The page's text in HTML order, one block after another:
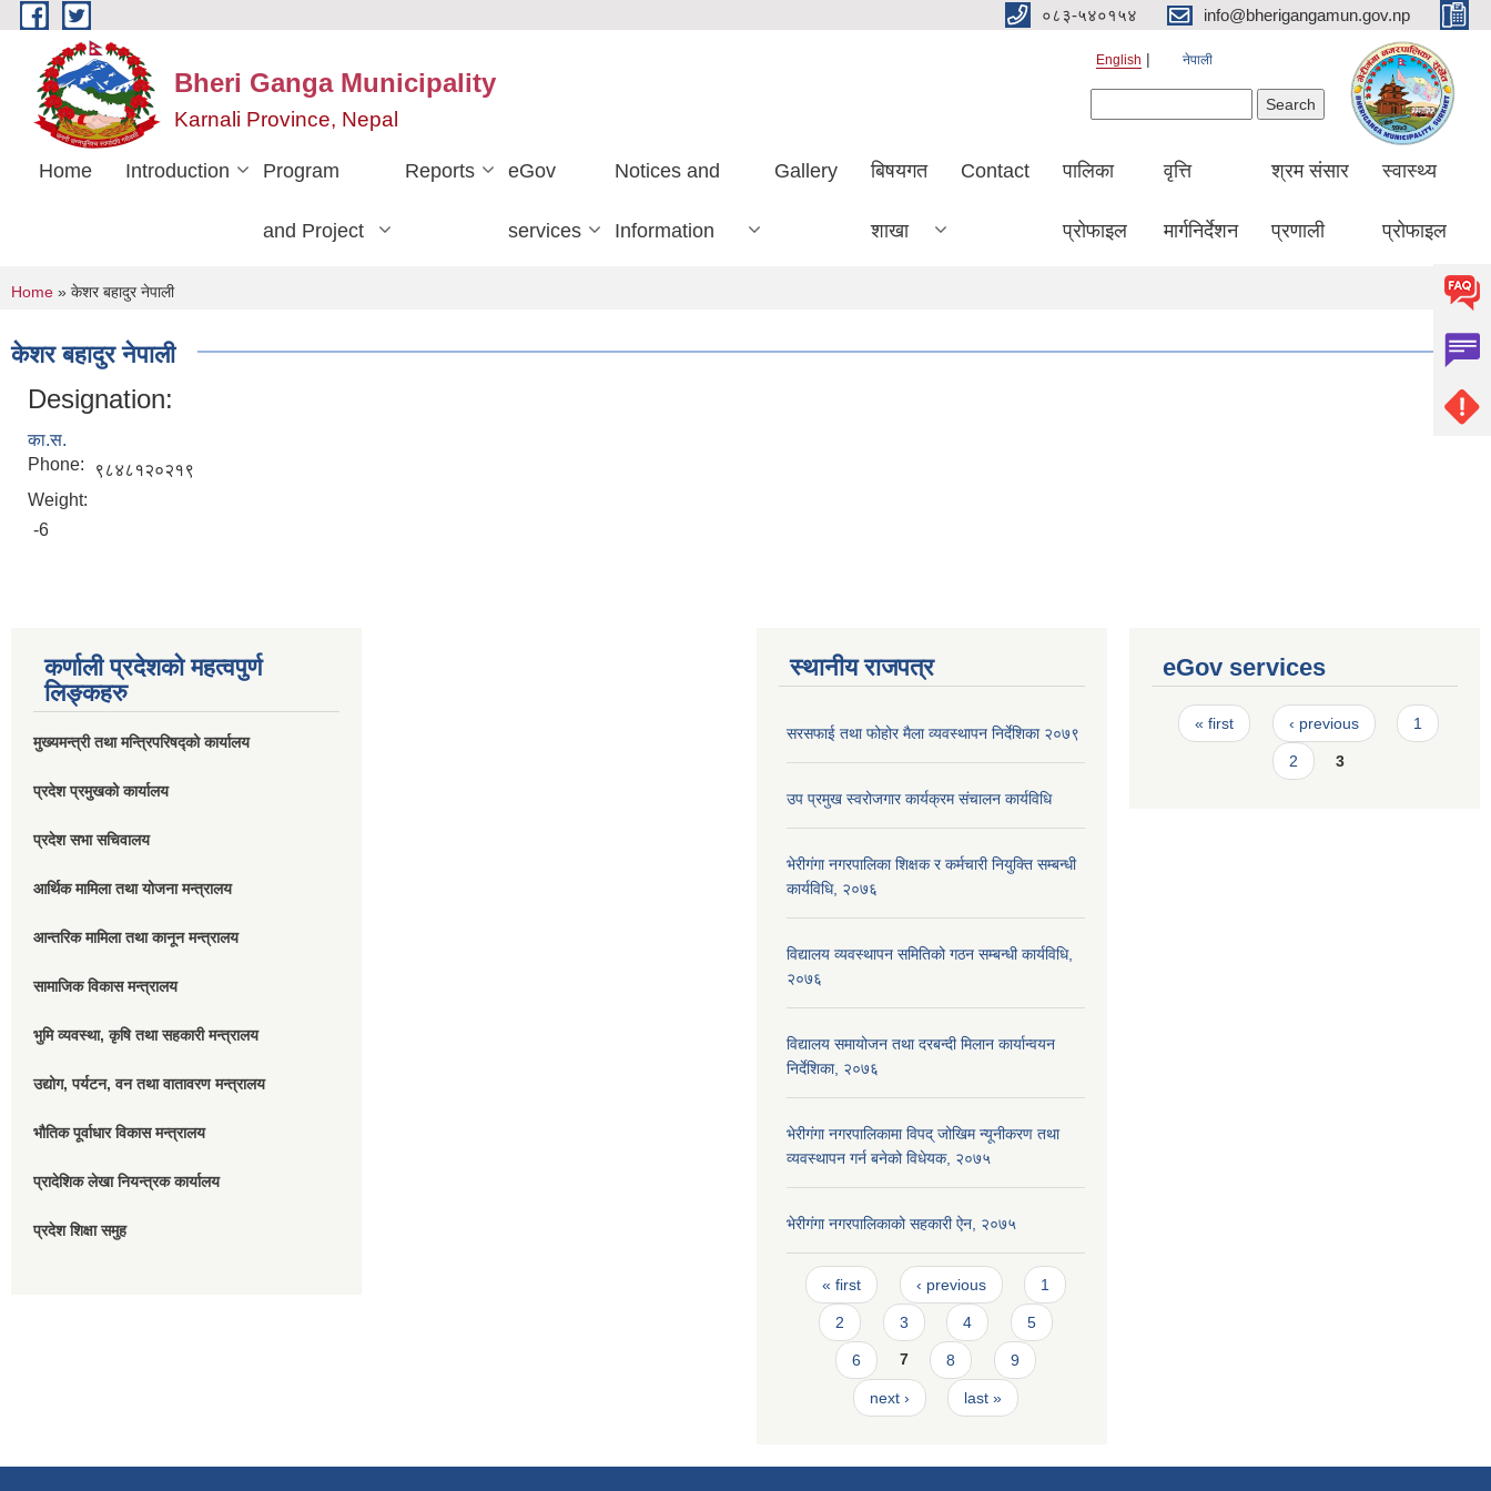
Skip to main content ०८३-५४०१५४ info@bherigangamun.gov.np
Bheri Ganga Municipality
Karnali Province, Nepal
English नेपाली
Home Introduction Program
and Project
Reports eGov
services
Notices and
Information
Gallery बिषयगत
शाखा
Contact पालिका
प्रोफाइल
वृत्ति
मार्गनिर्देशन
श्रम संसार
प्रणाली
स्वास्थ्य
प्रोफाइल
You are here
Home » केशर बहादुर नेपाली
केशर बहादुर नेपाली
Designation:
का.स.
Phone:
९८४८१२०२१९
Weight:
-6
कर्णाली प्रदेशको महत्वपुर्ण
लिङ्कहरु
मुख्यमन्त्री तथा मन्त्रिपरिषद्को कार्यालय
प्रदेश प्रमुखको कार्यालय
प्रदेश सभा सचिवालय
आर्थिक मामिला तथा योजना मन्त्रालय
आन्तरिक मामिला तथा कानून मन्त्रालय
सामाजिक विकास मन्त्रालय
भुमि व्यवस्था, कृषि तथा सहकारी मन्त्रालय
उद्योग, पर्यटन, वन तथा वातावरण मन्त्रालय
भौतिक पूर्वाधार विकास मन्त्रालय
प्रादेशिक लेखा नियन्त्रक कार्यालय
प्रदेश शिक्षा समुह
स्थानीय राजपत्र
सरसफाई तथा फोहोर मैला व्यवस्थापन निर्देशिका २०७९
उप प्रमुख स्वरोजगार कार्यक्रम संचालन कार्यविधि
भेरीगंगा नगरपालिका शिक्षक र कर्मचारी नियुक्ति सम्बन्धी
कार्यविधि, २०७६
विद्यालय व्यवस्थापन समितिको गठन सम्बन्धी कार्यविधि,
२०७६
विद्यालय समायोजन तथा दरबन्दी मिलान कार्यान्वयन
निर्देशिका, २०७६
भेरीगंगा नगरपालिकामा विपद् जोखिम न्यूनीकरण तथा
व्यवस्थापन गर्न बनेको विधेयक, २०७५
भेरीगंगा नगरपालिकाको सहकारी ऐन, २०७५
Pages
« first ‹ previous 1
2 3 4 5
6 7 8 9
next › last »
eGov services
Pages
« first ‹ previous 1
2 3